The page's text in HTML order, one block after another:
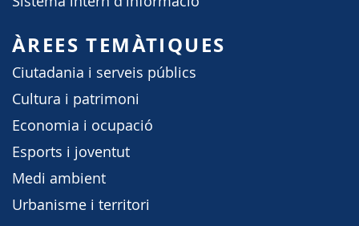
ÀREES TEMÀTIQUES
Ciutadania i serveis públics
Cultura i patrimoni
Economia i ocupació
Esports i joventut
Medi ambient
Urbanisme i territori